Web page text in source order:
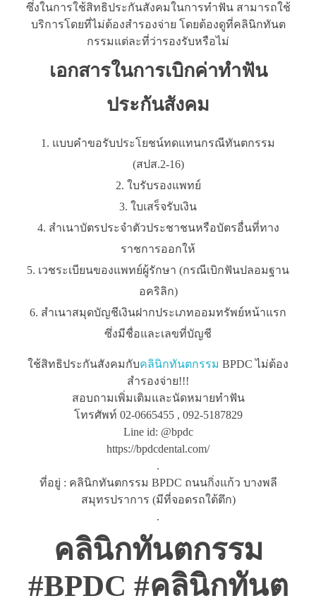
ซึ่งในการใช้สิทธิประกันสังคมในการทำฟัน สามารถใช้
บริการโดยที่ไม่ต้องสำรองจ่าย โดยต้องดูที่คลินิกทันต
กรรมแต่ละที่ว่ารองรับหรือไม่
เอกสารในการเบิกค่าทำฟัน
ประกันสังคม
แบบคำขอรับประโยชน์ทดแทนกรณีทันตกรรม
(สปส.2-16)
ใบรับรองแพทย์
ใบเสร็จรับเงิน
สำเนาบัตรประจำตัวประชาชนหรือบัตรอื่นที่ทาง
ราชการออกให้
เวชระเบียนของแพทย์ผู้รักษา (กรณีเบิกฟันปลอมฐาน
อคริลิก)
สำเนาสมุดบัญชีเงินฝากประเภทออมทรัพย์หน้าแรก
ซึ่งมีชื่อและเลขที่บัญชี
ใช้สิทธิประกันสังคมกับคลินิกทันตกรรม BPDC ไม่ต้อง
สำรองจ่าย!!!
สอบถามเพิ่มเติมและนัดหมายทำฟัน
โทรศัพท์ 02-0665455 , 092-5187829
Line id: @bpdc
https://bpdcdental.com/
.
ที่อยู่ : คลินิกทันตกรรม BPDC ถนนกิ่งแก้ว บางพลี
สมุทรปราการ (มีที่จอดรถใต้ตึก)
.
คลินิกทันตกรรม
#BPDC #คลินิกทันต